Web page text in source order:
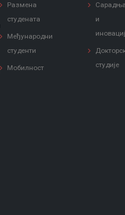
Размена
студената
Међународни
студенти
Мобилност
и
студије